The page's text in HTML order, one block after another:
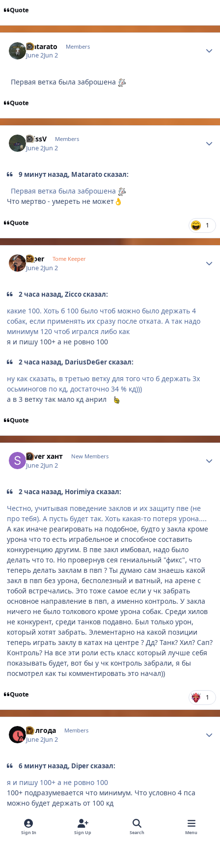
Quote
Matarato Members
June 2Jun 2
Первая ветка была заброшена
Quote
KrissV Members
June 2Jun 2
9 минут назад, Matarato сказал:
Первая ветка была заброшена
Что мертво - умереть не может👌
Quote 1
Diper Tome Keeper
June 2Jun 2
2 часа назад, Zicco сказал:
какие 100. Хоть б 100 было чтоб можно было держать 4
собак, если применять их сразу после отката. А так надо
минимум 120 чтоб игрался либо как
я и пишу 100+ а не ровно 100
2 часа назад, DariusDeGer сказал:
ну как сказать, в третью ветку для того что б держать 3х
осьминогов по кд, достаточно 34 % кд)))
а в 3 ветку так мало кд анрил
Quote
Sliver хант New Members
June 2Jun 2
2 часа назад, Horimiya сказал:
Честно, учитывая поведение заклов и их защиту пве (не
про тебя). А пусть будет так. Хоть какая-то потеря урона....
А как иначе реагировать на подобное, будто у закла кроме
урона что то есть играбельное и способное составить
конкуренцию другим. В пве закл имбовал, надо было
делать что то. Но провернув сея гениальный "фикс", что
теперь делать заклам в пвп ? Ты думаю сам знаешь какой
закл в пвп без урона, бесполезный и ватный, на арене с
тобой встречались. Это тоже самое если у чк забрать
основное направление в пвп, а именно контроль. У закла
ничего не было толкового кроме урона собак. Среди хилов
не конкурент, среди танков подавно. Был только урон,
который хотят забрать. Элементарно на какой позиции
теперь играть заклу в катах на центре ? Дд? Танк? Хил? Сап?
Контроль? На все эти роли есть класс который лучше себя
показывать будет, вот бы у чк контроль забрали, я бы
посмотрел как ты комментировать это начал))
Quote 1
Полгода Members
June 2Jun 2
6 минут назад, Diper сказал:
я и пишу 100+ а не ровно 100
100+ подразумевается что минимум. Что условно 4 пса
можно будет держать от 100 кд
Quote
Sign In Sign Up Search Menu